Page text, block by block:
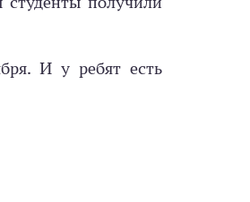
И у ребят есть